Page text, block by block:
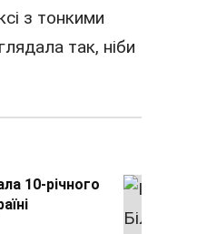
з тонкими
так, ніби
10-річного